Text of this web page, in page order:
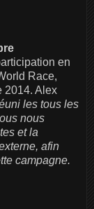
en
Race,
2014. Alex
les tous les
nous
et la
afin
campagne.